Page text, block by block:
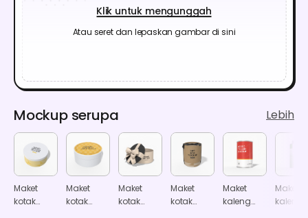
Klik untuk mengunggah
Atau seret dan lepaskan gambar di sini
Mockup serupa Lebih
Maket
kotak
Maket
kotak
Maket
kotak
Maket
kotak
Maket
kaleng
Maket
kaleng